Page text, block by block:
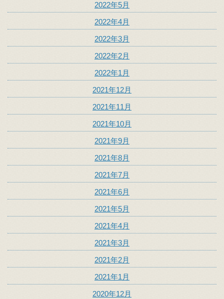
2022年5月
2022年4月
2022年3月
2022年2月
2022年1月
2021年12月
2021年11月
2021年10月
2021年9月
2021年8月
2021年7月
2021年6月
2021年5月
2021年4月
2021年3月
2021年2月
2021年1月
2020年12月